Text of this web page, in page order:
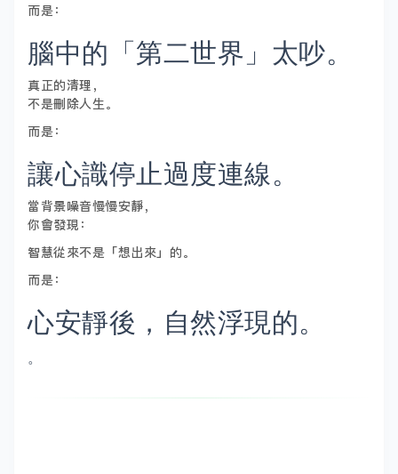
而是：
腦中的「第二世界」太吵。
真正的清理，
不是刪除人生。
而是：
讓心識停止過度連線。
當背景噪音慢慢安靜，
你會發現：
智慧從來不是「想出來」的。
而是：
心安靜後，自然浮現的。
。